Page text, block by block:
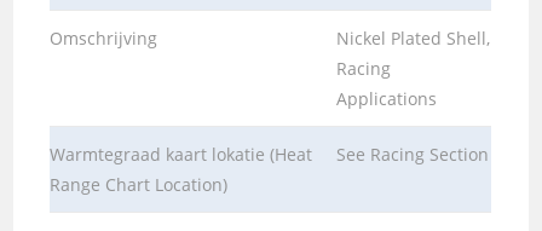
Omschrijving
Nickel Plated Shell,
Racing
Applications
Warmtegraad kaart lokatie (Heat
Range Chart Location)
See Racing Section